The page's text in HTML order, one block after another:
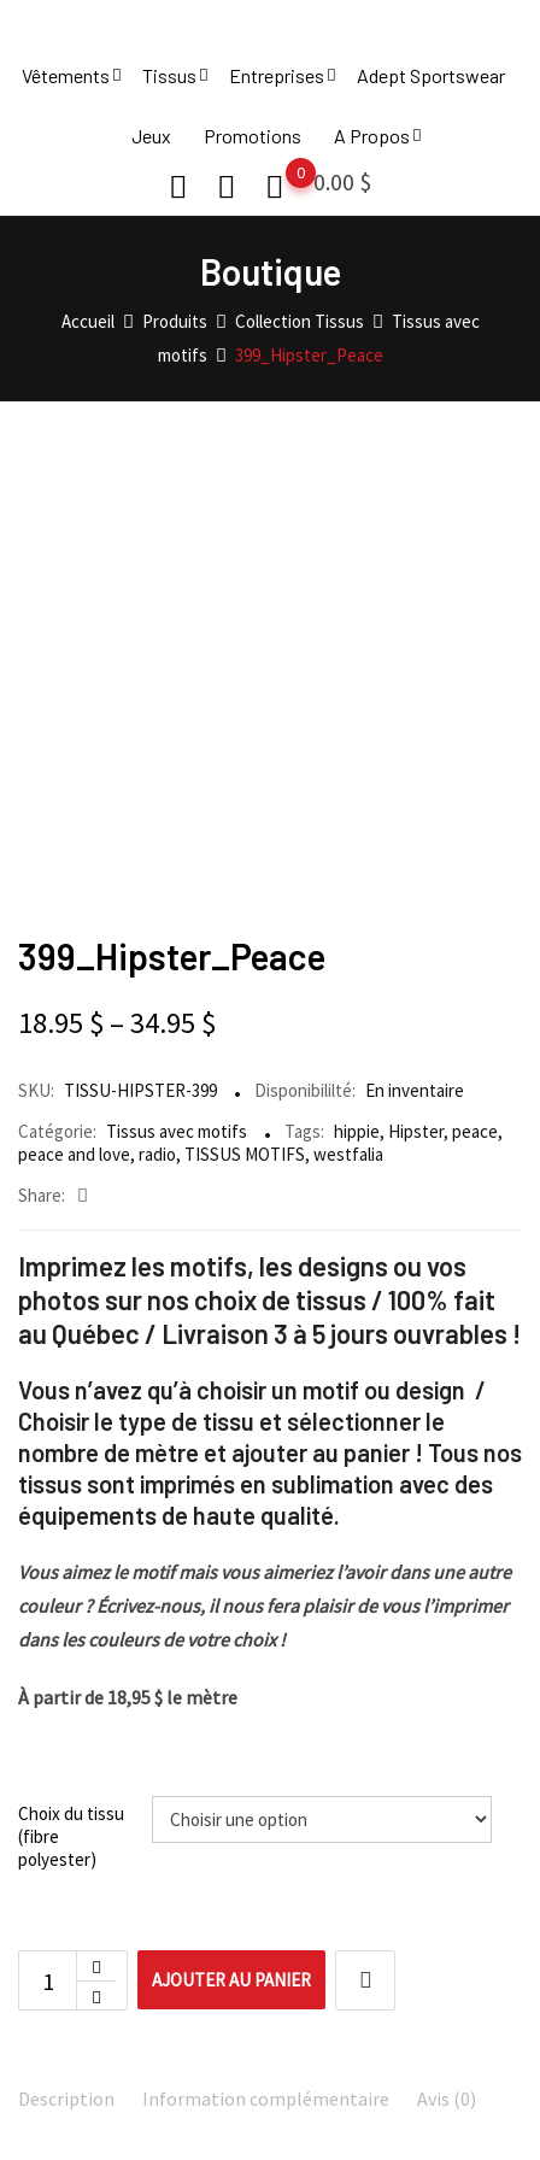
content
Vêtements Tissus Entreprises Adept Sportswear
Jeux Promotions A Propos
0.00 $
0
Boutique
Accueil Produits Collection Tissus
Tissus avec
motifs
399_Hipster_Peace
399_Hipster_Peace
18.95 $ –34.95 $
SKU: TISSU-HIPSTER-399 Disponibililté: En inventaire
Catégorie: Tissus avec motifs Tags: hippie, Hipster, peace,
peace and love, radio, TISSUS MOTIFS, westfalia
Share:
Imprimez les motifs, les designs ou vos
photos sur nos choix de tissus / 100% fait
au Québec / Livraison 3 à 5 jours ouvrables !
Vous n’avez qu’à choisir un motif ou design /
Choisir le type de tissu et sélectionner le
nombre de mètre et ajouter au panier ! Tous nos
tissus sont imprimés en sublimation avec des
équipements de haute qualité.
Vous aimez le motif mais vous aimeriez l’avoir dans une autre
couleur ? Écrivez-nous, il nous fera plaisir de vous l’imprimer
dans les couleurs de votre choix !
À partir de 18,95 $ le mètre
Choix du tissu
(fibre
polyester)
AJOUTER AU PANIER
Description Information complémentaire Avis (0)